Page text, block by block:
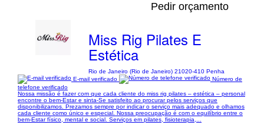
Pedir orçamento
Miss Rig Pilates E
Estética
Rio de Janeiro (Rio de Janeiro) 21020-410 Penha
E-mail verificado
Número de
telefone verificado
Nossa missão é fazer com que cada cliente do miss rig pilates – estética – personal
encontre o bem-Estar e sinta-Se satisfeito ao procurar pelos serviços que
disponibilizamos. Prezamos sempre por indicar o serviço mais adequado e olhamos
cada cliente como único e especial. Nossa preocupação é com o equilíbrio entre o
bem-Estar físico, mental e social. Serviços em pilates, fisioterapia,...